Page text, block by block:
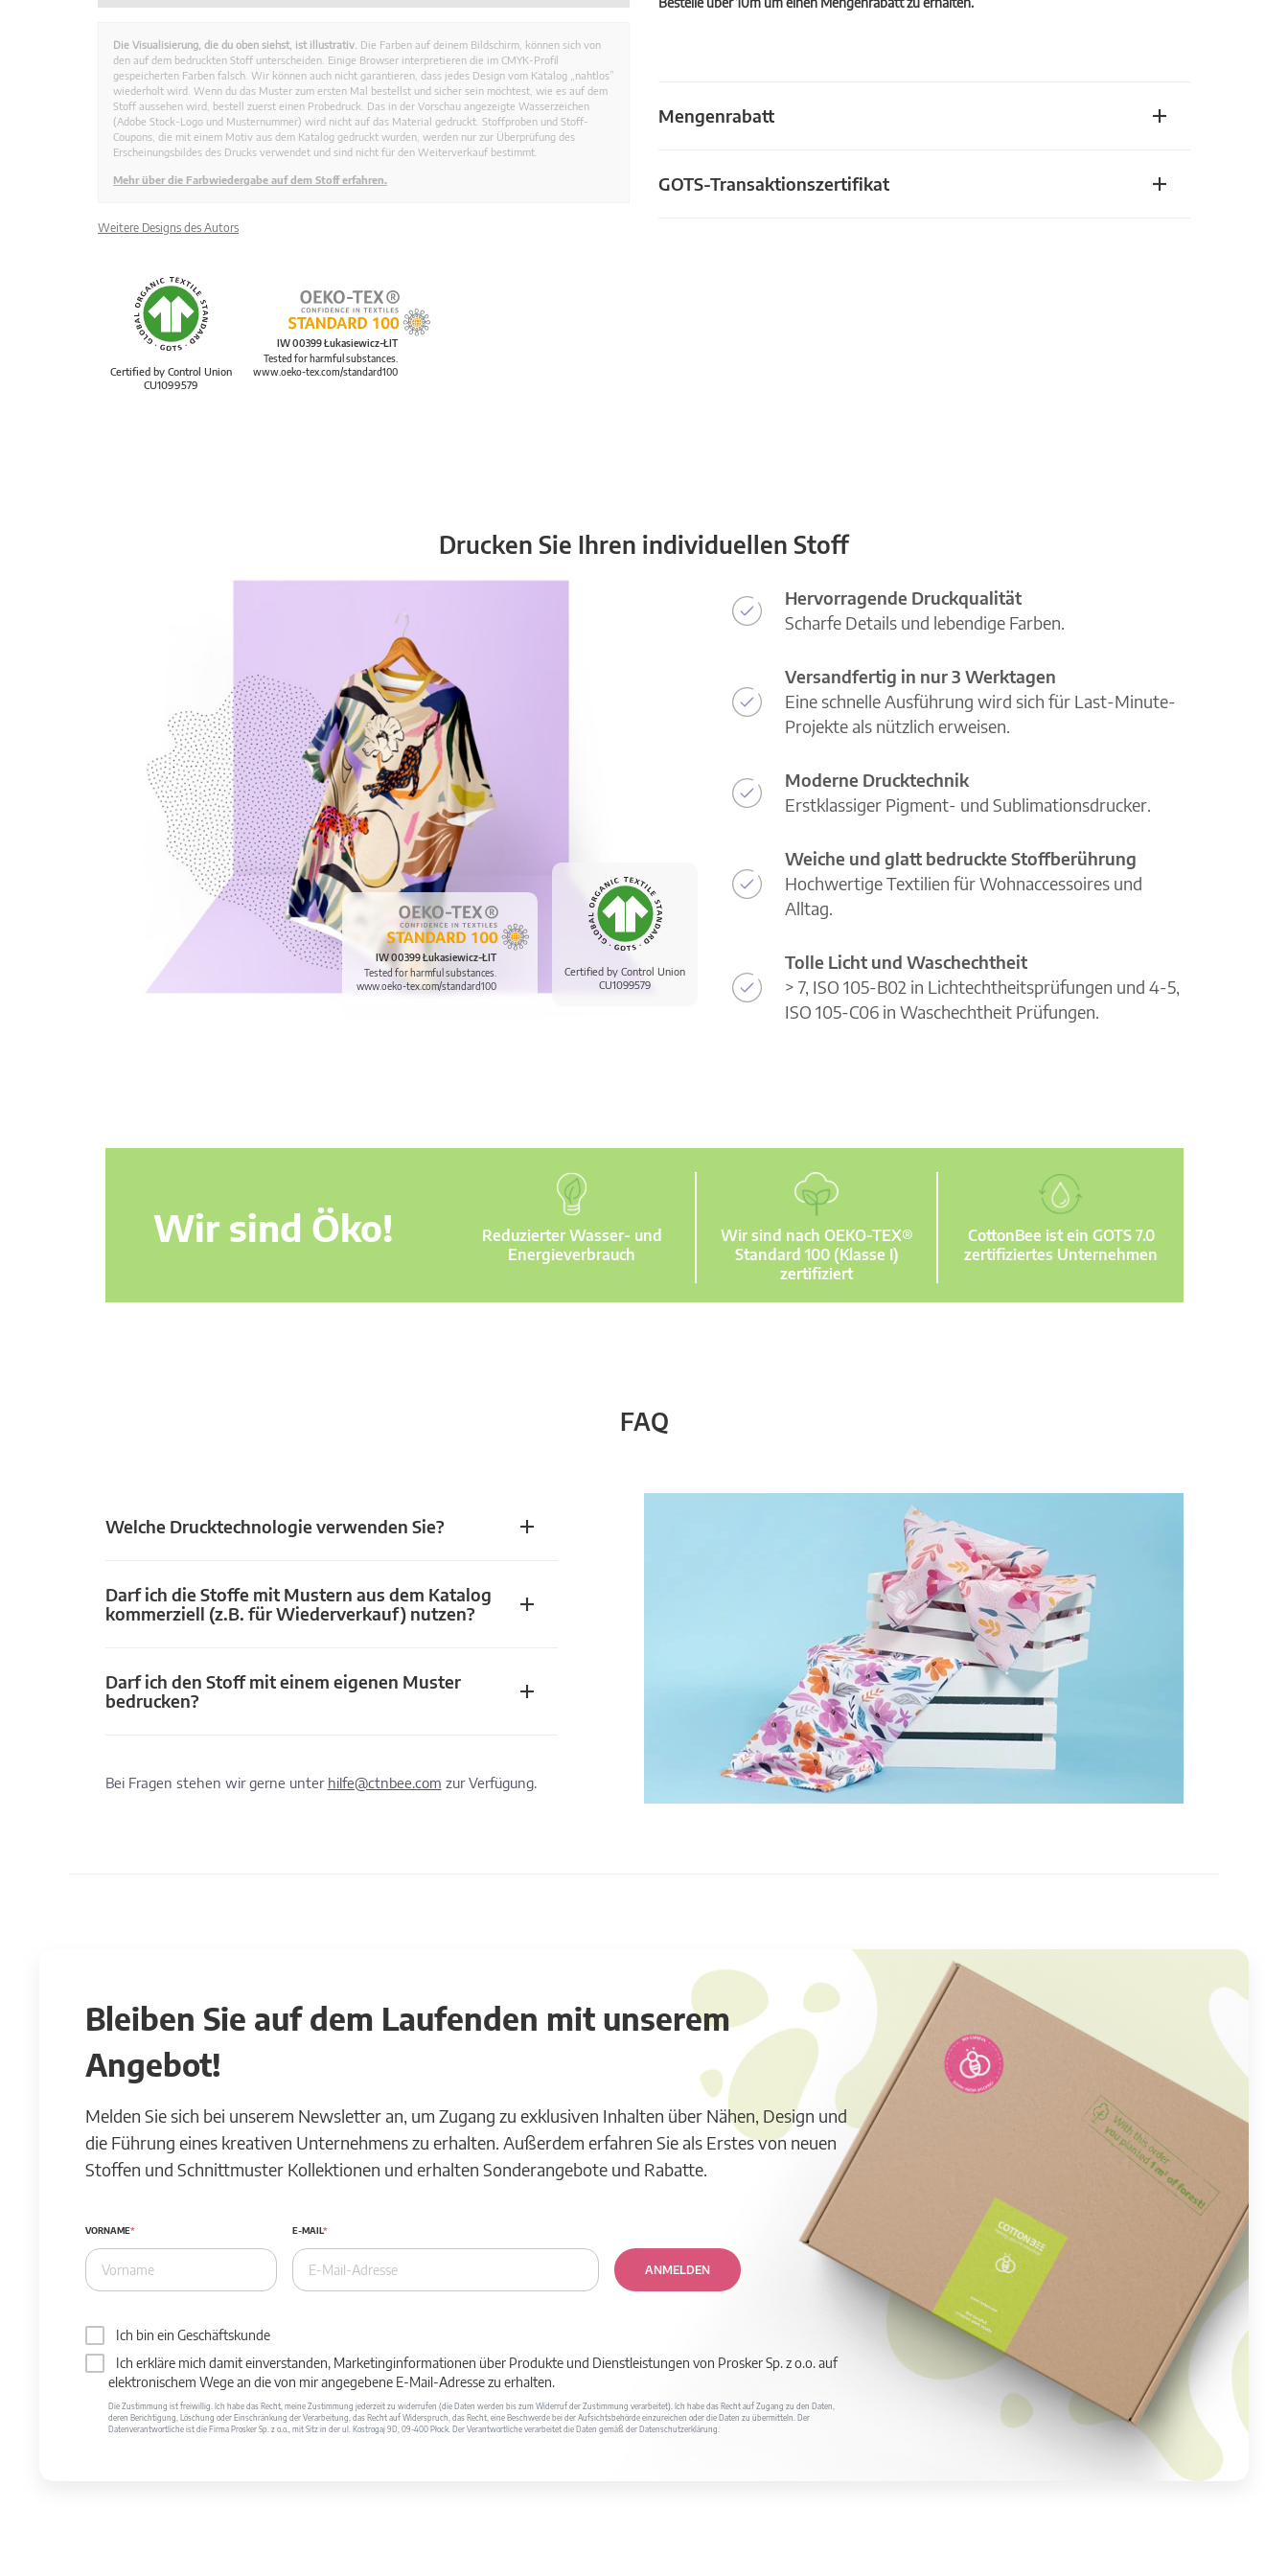
Mengenrabatt
GOTS-Transaktionszertifikat
Die Visualisierung, die du oben siehst, ist illustrativ. Die Farben auf deinem Bildschirm, können sich von
den auf dem bedruckten Stoff unterscheiden. Einige Browser interpretieren die im CMYK-Profil
gespeicherten Farben falsch. Wir können auch nicht garantieren, dass jedes Design vom Katalog „nahtlos”
wiederholt wird. Wenn du das Muster zum ersten Mal bestellst und sicher sein möchtest, wie es auf dem
Stoff aussehen wird, bestell zuerst einen Probedruck. Das in der Vorschau angezeigte Wasserzeichen
(Adobe Stock-Logo und Musternummer) wird nicht auf das Material gedruckt. Stoffproben und Stoff-
Coupons, die mit einem Motiv aus dem Katalog gedruckt wurden, werden nur zur Überprüfung des
Erscheinungsbildes des Drucks verwendet und sind nicht für den Weiterverkauf bestimmt.
Mehr über die Farbwiedergabe auf dem Stoff erfahren.
Weitere Designs des Autors
Certified by Control Union
CU1099579
IW 00399 Łukasiewicz-ŁIT
Tested for harmful substances.
www.oeko-tex.com/standard100
Drucken Sie Ihren individuellen Stoff
Certified by Control Union
CU1099579
IW 00399 Łukasiewicz-ŁIT
Tested for harmful substances.
www.oeko-tex.com/standard100
Hervorragende Druckqualität
Scharfe Details und lebendige Farben.
Versandfertig in nur 3 Werktagen
Eine schnelle Ausführung wird sich für Last-Minute-
Projekte als nützlich erweisen.
Moderne Drucktechnik
Erstklassiger Pigment- und Sublimationsdrucker.
Weiche und glatt bedruckte Stoffberührung
Hochwertige Textilien für Wohnaccessoires und
Alltag.
Tolle Licht und Waschechtheit
> 7, ISO 105-B02 in Lichtechtheitsprüfungen und 4-5,
ISO 105-C06 in Waschechtheit Prüfungen.
Wir sind Öko!
Reduzierter Wasser- und
Energieverbrauch
Wir sind nach OEKO-TEX®
Standard 100 (Klasse I)
zertifiziert
CottonBee ist ein GOTS 7.0
zertifiziertes Unternehmen
FAQ
Welche Drucktechnologie verwenden Sie?
Darf ich die Stoffe mit Mustern aus dem Katalog
kommerziell (z.B. für Wiederverkauf) nutzen?
Darf ich den Stoff mit einem eigenen Muster
bedrucken?
Bei Fragen stehen wir gerne unter hilfe@ctnbee.com zur Verfügung.
Bleiben Sie auf dem Laufenden mit unserem
Angebot!
Melden Sie sich bei unserem Newsletter an, um Zugang zu exklusiven Inhalten über Nähen, Design und
die Führung eines kreativen Unternehmens zu erhalten. Außerdem erfahren Sie als Erstes von neuen
Stoffen und Schnittmuster Kollektionen und erhalten Sonderangebote und Rabatte.
VORNAME E-MAIL
ANMELDEN
Ich bin ein Geschäftskunde
Ich erkläre mich damit einverstanden, Marketinginformationen über Produkte und Dienstleistungen von Prosker Sp. z o.o. auf
elektronischem Wege an die von mir angegebene E-Mail-Adresse zu erhalten.
Die Zustimmung ist freiwillig. Ich habe das Recht, meine Zustimmung jederzeit zu widerrufen (die Daten werden bis zum Widerruf der Zustimmung verarbeitet). Ich habe das Recht auf Zugang zu den Daten,
deren Berichtigung, Löschung oder Einschränkung der Verarbeitung, das Recht auf Widerspruch, das Recht, eine Beschwerde bei der Aufsichtsbehörde einzureichen oder die Daten zu übermitteln. Der
Datenverantwortliche ist die Firma Prosker Sp. z o.o., mit Sitz in der ul. Kostrogaj 9D, 09-400 Płock. Der Verantwortliche verarbeitet die Daten gemäß der Datenschutzerklärung.